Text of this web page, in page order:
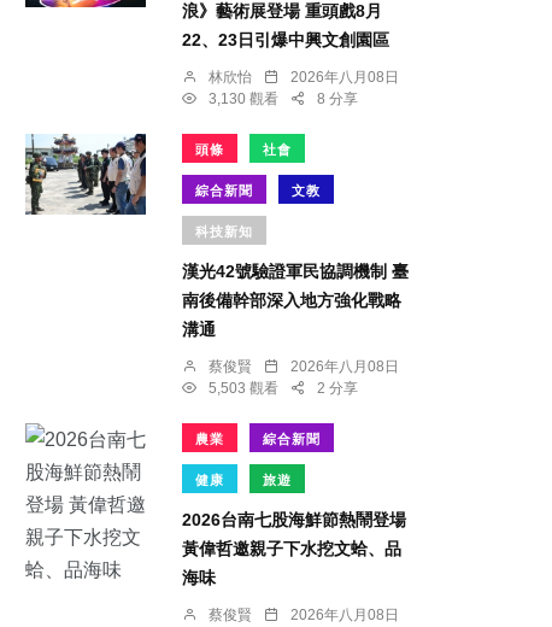
浪》藝術展登場 重頭戲8月
22、23日引爆中興文創園區
林欣怡
2026年八月08日
3,130 觀看
8 分享
頭條 社會
綜合新聞 文教
科技新知
漢光42號驗證軍民協調機制 臺
南後備幹部深入地方強化戰略
溝通
蔡俊賢
2026年八月08日
5,503 觀看
2 分享
農業 綜合新聞
健康 旅遊
2026台南七股海鮮節熱鬧登場
黃偉哲邀親子下水挖文蛤、品
海味
蔡俊賢
2026年八月08日